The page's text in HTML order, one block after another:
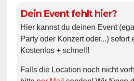
Dein Event fehlt hier?
Hier kannst du deinen Event
Party oder Konzert oder...) sofort
Kostenlos + schnell!
Falls die Location noch nicht